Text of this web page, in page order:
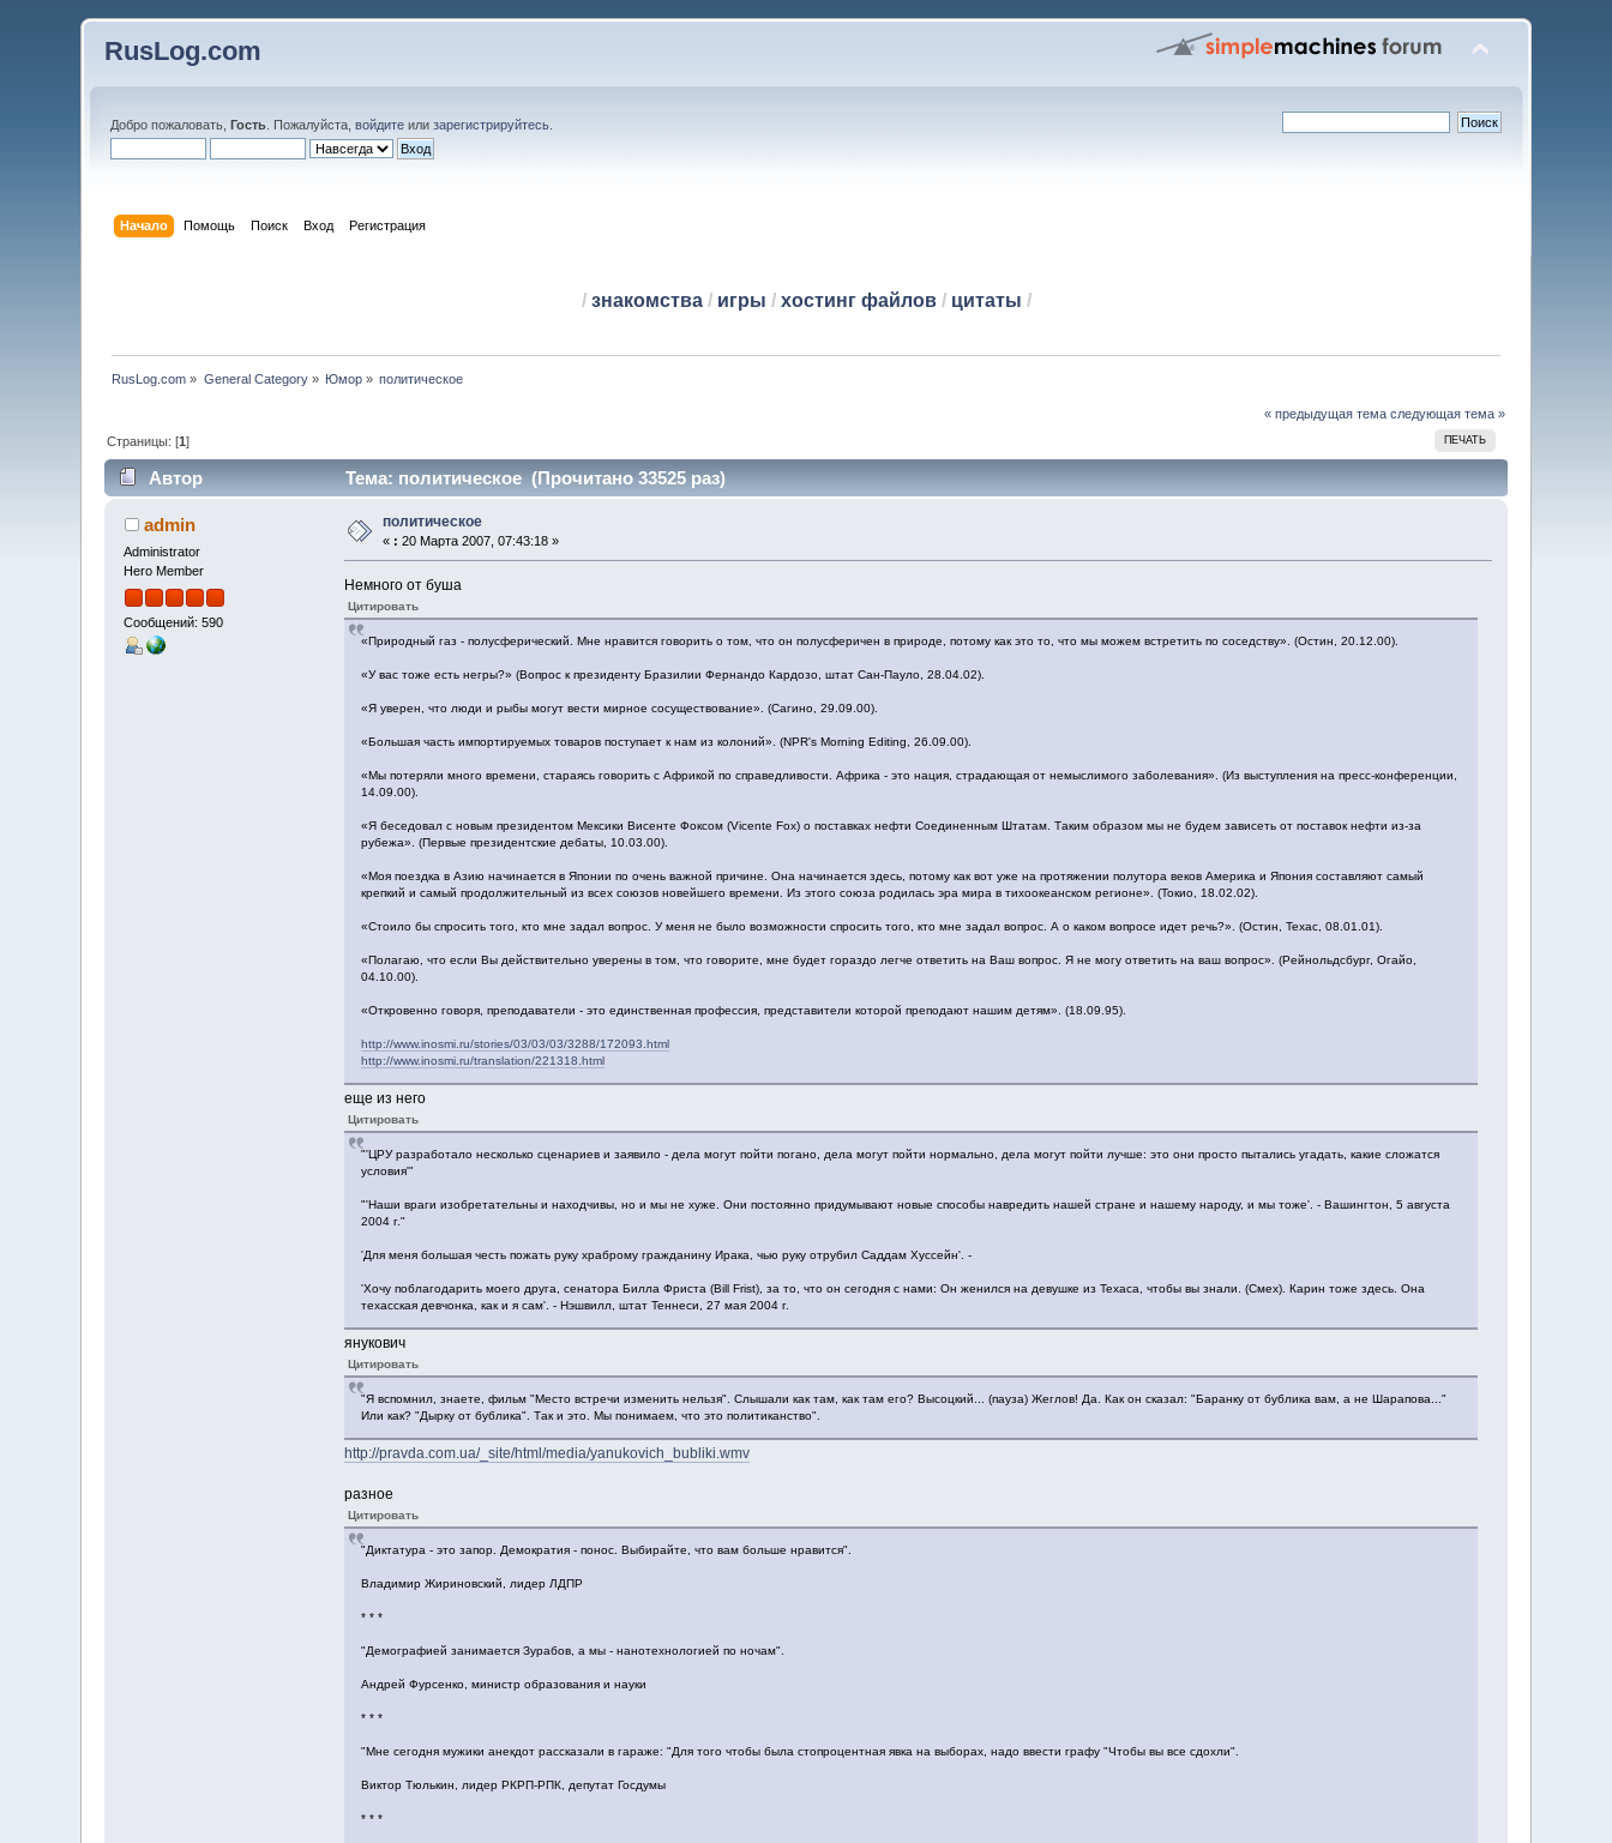
RusLog.com
Добро пожаловать,Гость . Пожалуйста,войдите илизарегистрируйтесь
Начало Помощь Поиск Вход Регистрация
/ знакомства/ игры / хостинг файлов/ цитаты /
RusLog.com » General Category» Юмор » политическое
« предыдущая тема следующая тема »
ПЕЧАТЬ
Страницы: [1]
Автор Тема: политическое (Прочитано 33525 раз)
admin
Administrator
Hero Member
Сообщений: 590
политическое
« : 20 Марта 2007, 07:43:18 »
Немного от буша
Цитировать
«Природный газ - полусферический. Мне нравится говорить о том, что он полусферичен в природе, потому как это то, что мы можем встретить по соседству». (Остин, 20.12.00).
«У вас тоже есть негры?» (Вопрос к президенту Бразилии Фернандо Кардозо, штат Сан-Пауло, 28.04.02).
«Я уверен, что люди и рыбы могут вести мирное сосуществование». (Сагино, 29.09.00).
«Большая часть импортируемых товаров поступает к нам из колоний». (NPR's Morning Editing, 26.09.00).
«Мы потеряли много времени, стараясь говорить с Африкой по справедливости. Африка - это нация, страдающая от немыслимого заболевания». (Из выступления на пресс-конференции,
14.09.00).
«Я беседовал с новым президентом Мексики Висенте Фоксом (Vicente Fox) о поставках нефти Соединенным Штатам. Таким образом мы не будем зависеть от поставок нефти из-за
рубежа». (Первые президентские дебаты, 10.03.00).
«Моя поездка в Азию начинается в Японии по очень важной причине. Она начинается здесь, потому как вот уже на протяжении полутора веков Америка и Япония составляют самый
крепкий и самый продолжительный из всех союзов новейшего времени. Из этого союза родилась эра мира в тихоокеанском регионе». (Токио, 18.02.02).
«Стоило бы спросить того, кто мне задал вопрос. У меня не было возможности спросить того, кто мне задал вопрос. А о каком вопросе идет речь?». (Остин, Техас, 08.01.01).
«Полагаю, что если Вы действительно уверены в том, что говорите, мне будет гораздо легче ответить на Ваш вопрос. Я не могу ответить на ваш вопрос». (Рейнольдсбург, Огайо,
04.10.00).
«Откровенно говоря, преподаватели - это единственная профессия, представители которой преподают нашим детям». (18.09.95).
http://www.inosmi.ru/stories/03/03/03/3288/172093.html
http://www.inosmi.ru/translation/221318.html
еще из него
Цитировать
"'ЦРУ разработало несколько сценариев и заявило - дела могут пойти погано, дела могут пойти нормально, дела могут пойти лучше: это они просто пытались угадать, какие сложатся
условия'"
"'Наши враги изобретательны и находчивы, но и мы не хуже. Они постоянно придумывают новые способы навредить нашей стране и нашему народу, и мы тоже'. - Вашингтон, 5 августа
2004 г."
'Для меня большая честь пожать руку храброму гражданину Ирака, чью руку отрубил Саддам Хуссейн'. -
'Хочу поблагодарить моего друга, сенатора Билла Фриста (Bill Frist), за то, что он сегодня с нами: Он женился на девушке из Техаса, чтобы вы знали. (Смех). Карин тоже здесь. Она
техасская девчонка, как и я сам'. - Нэшвилл, штат Теннеси, 27 мая 2004 г.
янукович
Цитировать
"Я вспомнил, знаете, фильм "Место встречи изменить нельзя". Слышали как там, как там его? Высоцкий... (пауза) Жеглов! Да. Как он сказал: "Баранку от бублика вам, а не Шарапова..."
Или как? "Дырку от бублика". Так и это. Мы понимаем, что это политиканство".
http://pravda.com.ua/_site/html/media/yanukovich_bubliki.wmv
разное
Цитировать
"Диктатура - это запор. Демократия - понос. Выбирайте, что вам больше нравится".
Владимир Жириновский, лидер ЛДПР
* * *
"Демографией занимается Зурабов, а мы - нанотехнологией по ночам".
Андрей Фурсенко, министр образования и науки
* * *
"Мне сегодня мужики анекдот рассказали в гараже: "Для того чтобы была стопроцентная явка на выборах, надо ввести графу "Чтобы вы все сдохли".
Виктор Тюлькин, лидер РКРП-РПК, депутат Госдумы
* * *